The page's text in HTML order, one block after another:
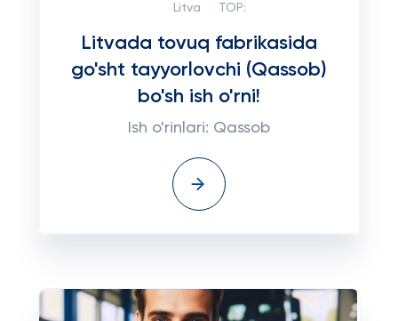
Litva TOP:
Litvada tovuq fabrikasida
go'sht tayyorlovchi (Qassob)
bo'sh ish o'rni!
Ish o'rinlari: Qassob